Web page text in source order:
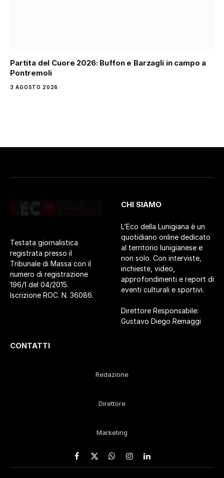
Partita del Cuore 2026: Buffon e Barzagli in campo a
Pontremoli
3 AGOSTO 2026
Testata giornalistica
registrata presso il
Tribunale di Massa con il
numero di registrazione
196/1 del 04/2015.
Iscrizione ROC. N. 36086.
CHI SIAMO
L’Eco della Lunigiana è un
quotidiano online dedicato
al territorio lunigianese e
non solo. Con interviste,
inchieste, video,
approfondimenti e report di
eventi culturali e sportivi.
Direttore Responsabile:
Gustavo Diego Remaggi
CONTATTI
Redazione
Direttore
Marketing
Facebook
X
WhatsApp
Instagram
LinkedIn